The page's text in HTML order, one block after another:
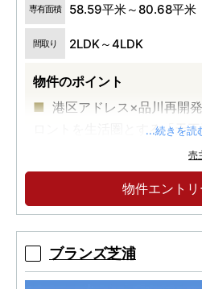
専有面積 58.59平米～80.68平米
間取り 2LDK～4LDK
物件のポイント
港区アドレス×品川再開
ロントを生活圏とする「天
...続きを読
売
物件エントリ
ブランズ芝浦